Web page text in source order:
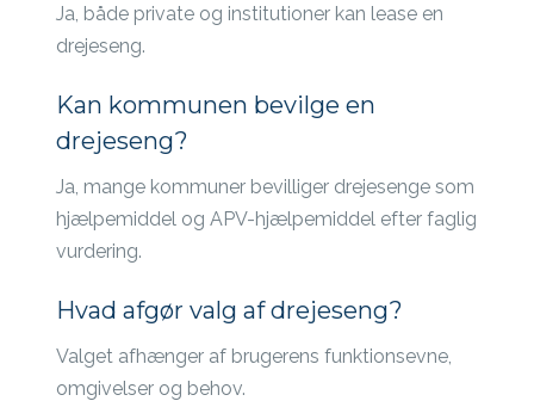
Ja, både private og institutioner kan lease en
drejeseng.
Kan kommunen bevilge en
drejeseng?
Ja, mange kommuner bevilliger drejesenge som
hjælpemiddel og APV-hjælpemiddel efter faglig
vurdering.
Hvad afgør valg af drejeseng?
Valget afhænger af brugerens funktionsevne,
omgivelser og behov.